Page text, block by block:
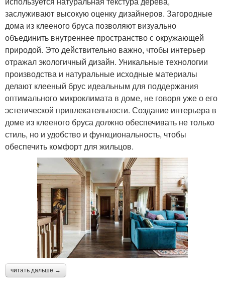
заслуживают высокую оценку дизайнеров. Загородные
дома из клееного бруса позволяют визуально
объединить внутреннее пространство с окружающей
природой. Это действительно важно, чтобы интерьер
отражал экологичный дизайн. Уникальные технологии
производства и натуральные исходные материалы
делают клееный брус идеальным для поддержания
оптимального микроклимата в доме, не говоря уже о его
эстетической привлекательности. Создание интерьера в
доме из клееного бруса должно обеспечивать не только
стиль, но и удобство и функциональность, чтобы
обеспечить комфорт для жильцов.
читать дальше →